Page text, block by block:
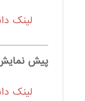
لینک
پیش نمایش
لینک